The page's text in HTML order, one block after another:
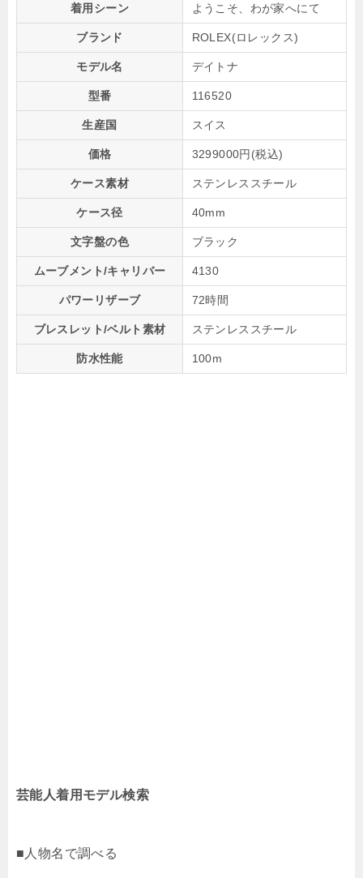
着用シーン ようこそ、わが家へにて
ブランド ROLEX(ロレックス)
モデル名 デイトナ
型番 116520
生産国 スイス
価格 3299000円(税込)
ケース素材 ステンレススチール
ケース径 40mm
文字盤の色 ブラック
ムーブメント/キャリバー 4130
パワーリザーブ 72時間
ブレスレット/ベルト素材 ステンレススチール
防水性能 100m
芸能人着用モデル検索
■人物名で調べる